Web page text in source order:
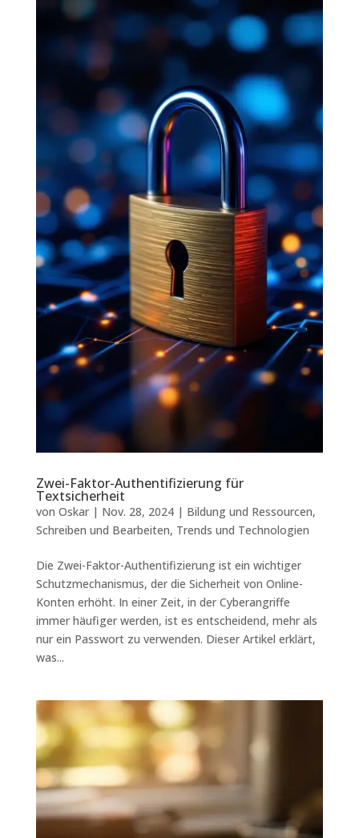
Zwei-Faktor-Authentifizierung für
Textsicherheit
von Oskar| Nov. 28, 2024| Bildung und Ressourcen,
Schreiben und Bearbeiten, Trends und Technologien
Die Zwei-Faktor-Authentifizierung ist ein wichtiger
Schutzmechanismus, der die Sicherheit von Online-
Konten erhöht. In einer Zeit, in der Cyberangriffe
immer häufiger werden, ist es entscheidend, mehr als
nur ein Passwort zu verwenden. Dieser Artikel erklärt,
was...